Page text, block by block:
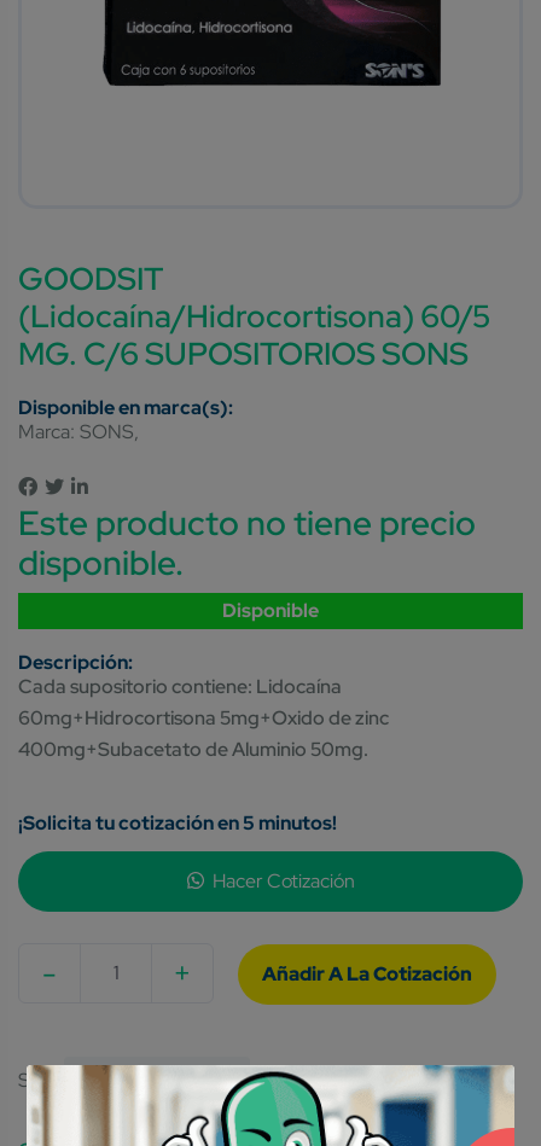
GOODSIT
(Lidocaína/Hidrocortisona) 60/5
MG. C/6 SUPOSITORIOS SONS
Marca: SONS
Este producto no tiene precio
disponible.
Disponible
Cada supositorio contiene: Lidocaína
60mg+Hidrocortisona 5mg+Oxido de zinc
400mg+Subacetato de Aluminio 50mg.
¡Solicita tu cotización en 5 minutos!
Hacer Cotización
- +
SKU: 7502001164864